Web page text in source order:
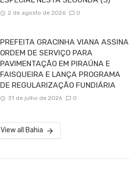
2 de agosto de 2026 0
PREFEITA GRACINHA VIANA ASSINA
ORDEM DE SERVIÇO PARA
PAVIMENTAÇÃO EM PIRAÚNA E
FAISQUEIRA E LANÇA PROGRAMA
DE REGULARIZAÇÃO FUNDIÁRIA
31 de julho de 2026 0
View all Bahia